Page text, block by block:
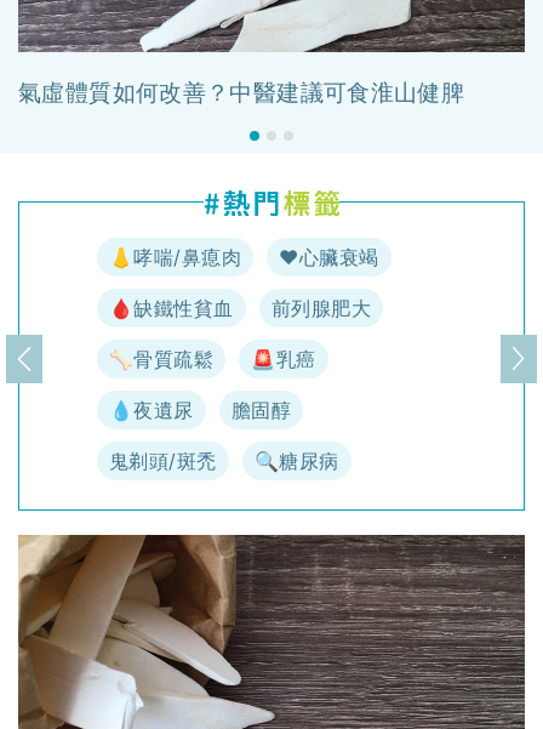
氣虛體質如何改善？中醫建議可食淮山健脾
👃哮喘/鼻瘜肉 ♥️心臟衰竭
🩸缺鐵性貧血 前列腺肥大
🦴骨質疏鬆 🚨乳癌
💧夜遺尿 膽固醇
鬼剃頭/斑禿 🔍糖尿病
上一頁 下